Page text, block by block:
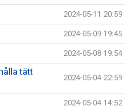
2024-05-11 20:59
2024-05-09 19:45
2024-05-08 19:54
tätt
2024-05-04 22:59
2024-05-04 14:52